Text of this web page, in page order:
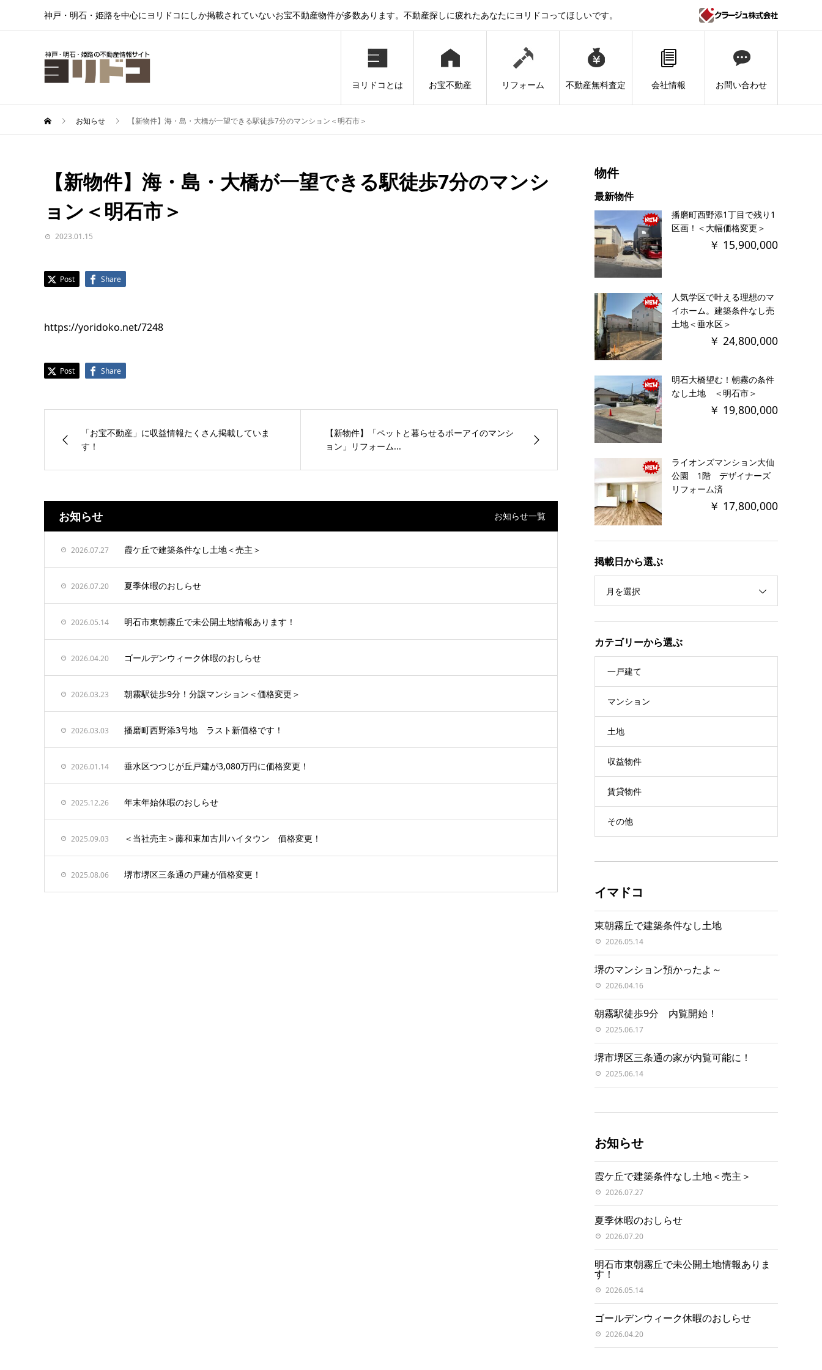
神戸・明石・姫路を中心にヨリドコにしか掲載されていないお宝不動産物件が多数あります。不動産探しに疲れたあなたにヨリドコってほしいです。
ヨリドコとは お宝不動産 リフォーム 不動産無料査定 会社情報 お問い合わせ
お知らせ 【新物件】海・島・大橋が一望できる駅徒歩7分のマンション＜明石市＞
【新物件】海・島・大橋が一望できる駅徒歩7分のマンシ
ョン＜明石市＞
2023.01.15
Post Share
https://yoridoko.net/7248
Post Share
「お宝不動産」に収益情報たくさん掲載していま
す！
【新物件】「ペットと暮らせるポーアイのマンシ
ョン」リフォーム...
お知らせ お知らせ一覧
2026.07.27 霞ケ丘で建築条件なし土地＜売主＞
2026.07.20 夏季休暇のおしらせ
2026.05.14 明石市東朝霧丘で未公開土地情報あります！
2026.04.20 ゴールデンウィーク休暇のおしらせ
2026.03.23 朝霧駅徒歩9分！分譲マンション＜価格変更＞
2026.03.03 播磨町西野添3号地 ラスト新価格です！
2026.01.14 垂水区つつじが丘戸建が3,080万円に価格変更！
2025.12.26 年末年始休暇のおしらせ
2025.09.03 ＜当社売主＞藤和東加古川ハイタウン 価格変更！
2025.08.06 堺市堺区三条通の戸建が価格変更！
物件
最新物件
播磨町西野添1丁目で残り1
区画！＜大幅価格変更＞
￥ 15,900,000
人気学区で叶える理想のマ
イホーム。建築条件なし売
土地＜垂水区＞
￥ 24,800,000
明石大橋望む！朝霧の条件
なし土地 ＜明石市＞
￥ 19,800,000
ライオンズマンション大仙
公園 1階 デザイナーズ
リフォーム済
￥ 17,800,000
掲載日から選ぶ
月を選択
カテゴリーから選ぶ
一戸建て
マンション
土地
収益物件
賃貸物件
その他
イマドコ
東朝霧丘で建築条件なし土地
2026.05.14
堺のマンション預かったよ～
2026.04.16
朝霧駅徒歩9分 内覧開始！
2025.06.17
堺市堺区三条通の家が内覧可能に！
2025.06.14
お知らせ
霞ケ丘で建築条件なし土地＜売主＞
2026.07.27
夏季休暇のおしらせ
2026.07.20
明石市東朝霧丘で未公開土地情報ありま
す！
2026.05.14
ゴールデンウィーク休暇のおしらせ
2026.04.20